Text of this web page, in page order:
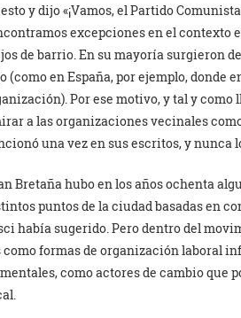
y dijo «¡Vamos, el Partido
excepciones en el contexto
de barrio. En su mayoría surgieron
(como en España, por ejemplo, donde
Por ese motivo, y tal y
a las organizaciones vecinales
una vez en sus escritos, y nunca
Bretaña hubo en los años ochenta
puntos de la ciudad basadas en
había sugerido. Pero dentro del
formas de organización laboral
como actores de cambio